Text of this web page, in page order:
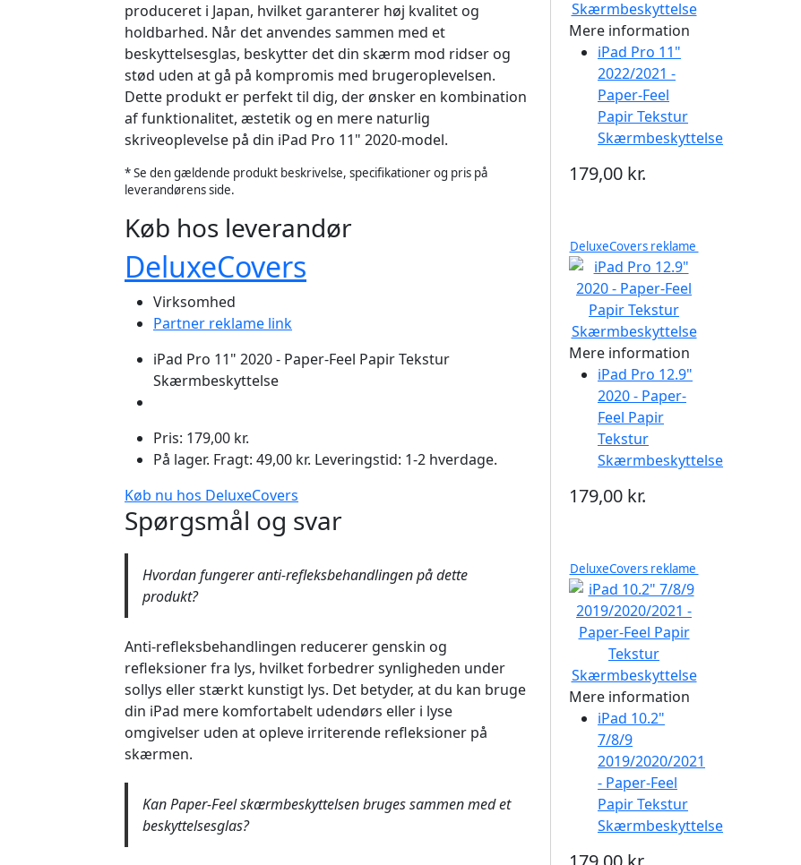
produceret i Japan, hvilket garanterer høj kvalitet og
holdbarhed. Når det anvendes sammen med et
beskyttelsesglas, beskytter det din skærm mod ridser og
stød uden at gå på kompromis med brugeroplevelsen.
Dette produkt er perfekt til dig, der ønsker en kombination
af funktionalitet, æstetik og en mere naturlig
skriveoplevelse på din iPad Pro 11" 2020-model.
* Se den gældende produkt beskrivelse, specifikationer og pris på
leverandørens side.
Køb hos leverandør
DeluxeCovers
Virksomhed
Partner reklame link
iPad Pro 11" 2020 - Paper-Feel Papir Tekstur
Skærmbeskyttelse
Pris: 179,00 kr.
På lager. Fragt: 49,00 kr. Leveringstid: 1-2 hverdage.
Køb nu hos DeluxeCovers
Spørgsmål og svar
Hvordan fungerer anti-refleksbehandlingen på dette
produkt?
Anti-refleksbehandlingen reducerer genskin og
refleksioner fra lys, hvilket forbedrer synligheden under
sollys eller stærkt kunstigt lys. Det betyder, at du kan bruge
din iPad mere komfortabelt udendørs eller i lyse
omgivelser uden at opleve irriterende refleksioner på
skærmen.
Kan Paper-Feel skærmbeskyttelsen bruges sammen med et
beskyttelsesglas?
Mere information
iPad Pro 11"
2022/2021 -
Paper-Feel
Papir Tekstur
Skærmbeskyttelse
179,00 kr.
DeluxeCovers reklame
Mere information
iPad Pro 12.9"
2020 - Paper-
Feel Papir
Tekstur
Skærmbeskyttelse
179,00 kr.
DeluxeCovers reklame
Mere information
iPad 10.2"
7/8/9
2019/2020/2021
- Paper-Feel
Papir Tekstur
Skærmbeskyttelse